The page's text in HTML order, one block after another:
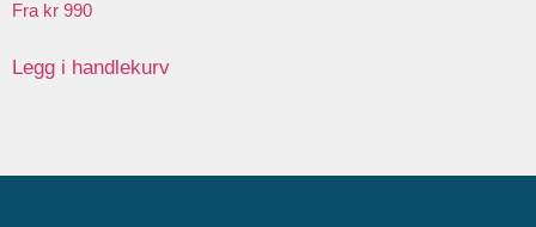
kr 990
Legg i handlekurv